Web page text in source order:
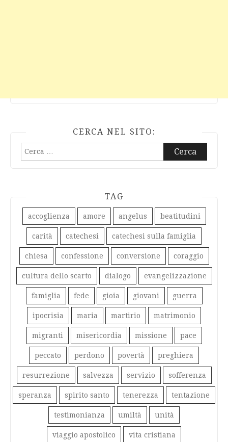
CERCA NEL SITO:
Ricerca
TAG
accoglienza amore angelus beatitudini
carità catechesi catechesi sulla famiglia
chiesa confessione conversione coraggio
cultura dello scarto dialogo evangelizzazione
famiglia fede gioia giovani guerra
ipocrisia maria martirio matrimonio
migranti misericordia missione pace
peccato perdono povertà preghiera
resurrezione salvezza servizio sofferenza
speranza spirito santo tenerezza tentazione
testimonianza umiltà unità
viaggio apostolico vita cristiana